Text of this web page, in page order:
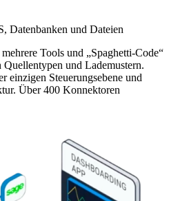
Datenbanken und Dateien
Tools und „Spaghetti-Code“
und Lademustern.
einzigen Steuerungsebene und
Über 400 Konnektoren